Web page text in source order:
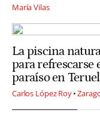
María Vilas
La piscina
para refrescarse
paraíso en
Carlos López Roy